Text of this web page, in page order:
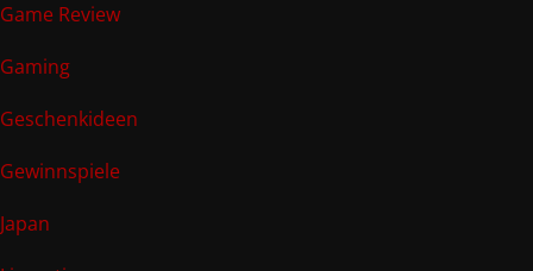
Game Review
Gaming
Geschenkideen
Gewinnspiele
Japan